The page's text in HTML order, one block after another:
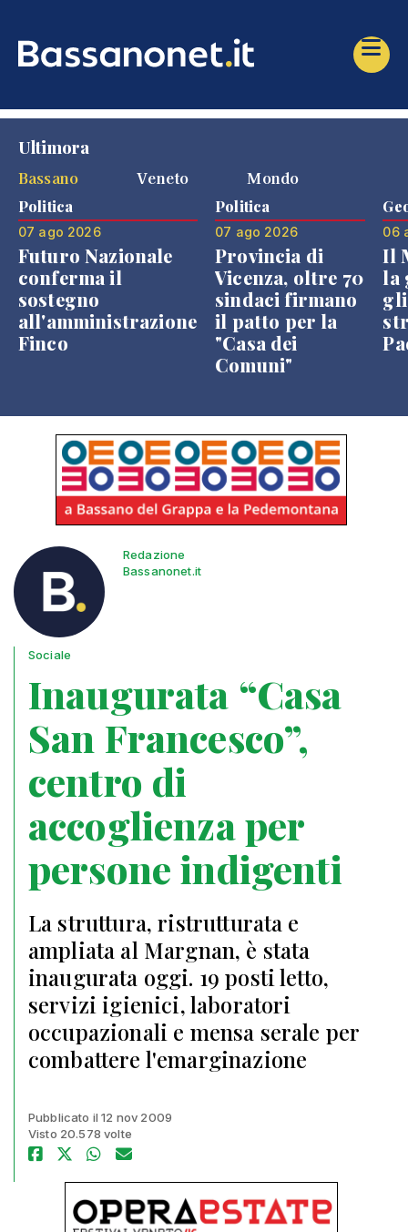
Ultimora
Bassano
Veneto Mondo
Politica
07 ago 2026
Futuro Nazionale
conferma il
sostegno
all'amministrazione
Finco
Politica
07 ago 2026
Provincia di
Vicenza, oltre 70
sindaci firmano
il patto per la
"Casa dei
Comuni"
06
Il
la
Redazione
Bassanonet.it
Sociale
Inaugurata “Casa
San Francesco”,
centro di
accoglienza per
persone indigenti
La struttura, ristrutturata e
ampliata al Margnan, è stata
inaugurata oggi. 19 posti letto,
servizi igienici, laboratori
occupazionali e mensa serale per
combattere l'emarginazione
Pubblicato il 12 nov 2009
Visto 20.578 volte